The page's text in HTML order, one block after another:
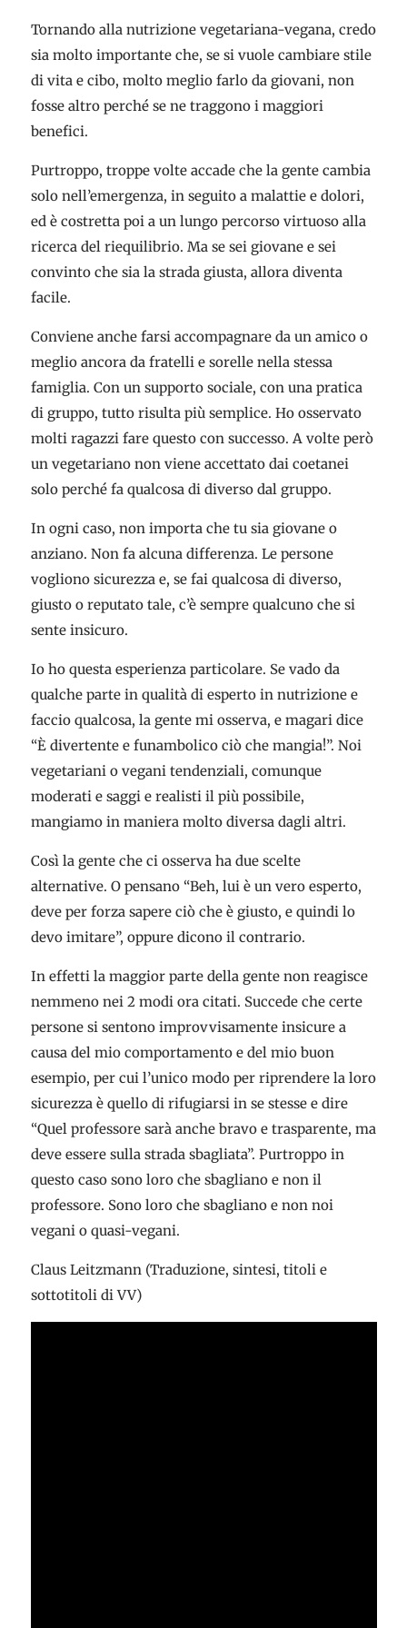
Tornando alla nutrizione vegetariana-vegana, credo
sia molto importante che, se si vuole cambiare stile
di vita e cibo, molto meglio farlo da giovani, non
fosse altro perché se ne traggono i maggiori
benefici.
Purtroppo, troppe volte accade che la gente cambia
solo nell’emergenza, in seguito a malattie e dolori,
ed è costretta poi a un lungo percorso virtuoso alla
ricerca del riequilibrio. Ma se sei giovane e sei
convinto che sia la strada giusta, allora diventa
facile.
Conviene anche farsi accompagnare da un amico o
meglio ancora da fratelli e sorelle nella stessa
famiglia. Con un supporto sociale, con una pratica
di gruppo, tutto risulta più semplice. Ho osservato
molti ragazzi fare questo con successo. A volte però
un vegetariano non viene accettato dai coetanei
solo perché fa qualcosa di diverso dal gruppo.
In ogni caso, non importa che tu sia giovane o
anziano. Non fa alcuna differenza. Le persone
vogliono sicurezza e, se fai qualcosa di diverso,
giusto o reputato tale, c’è sempre qualcuno che si
sente insicuro.
Io ho questa esperienza particolare. Se vado da
qualche parte in qualità di esperto in nutrizione e
faccio qualcosa, la gente mi osserva, e magari dice
“È divertente e funambolico ciò che mangia!”. Noi
vegetariani o vegani tendenziali, comunque
moderati e saggi e realisti il più possibile,
mangiamo in maniera molto diversa dagli altri.
Così la gente che ci osserva ha due scelte
alternative. O pensano “Beh, lui è un vero esperto,
deve per forza sapere ciò che è giusto, e quindi lo
devo imitare”, oppure dicono il contrario.
In effetti la maggior parte della gente non reagisce
nemmeno nei 2 modi ora citati. Succede che certe
persone si sentono improvvisamente insicure a
causa del mio comportamento e del mio buon
esempio, per cui l’unico modo per riprendere la loro
sicurezza è quello di rifugiarsi in se stesse e dire
“Quel professore sarà anche bravo e trasparente, ma
deve essere sulla strada sbagliata”. Purtroppo in
questo caso sono loro che sbagliano e non il
professore. Sono loro che sbagliano e non noi
vegani o quasi-vegani.
Claus Leitzmann (Traduzione, sintesi, titoli e
sottotitoli di VV)